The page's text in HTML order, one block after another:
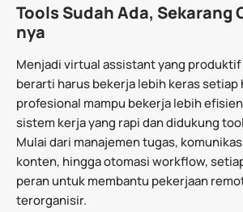
Tools Sudah Ada, Sekarang
nya
Menjadi virtual assistant yang produktif
berarti harus bekerja lebih keras setiap
profesional mampu bekerja lebih
sistem kerja yang rapi dan didukung
Mulai dari manajemen tugas,
konten, hingga otomasi workflow,
peran untuk membantu pekerjaan
terorganisir.